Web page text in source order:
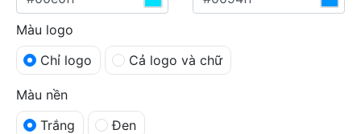
Màu logo
Chỉ logo
Cả logo và chữ
Màu nền
Trắng
Đen